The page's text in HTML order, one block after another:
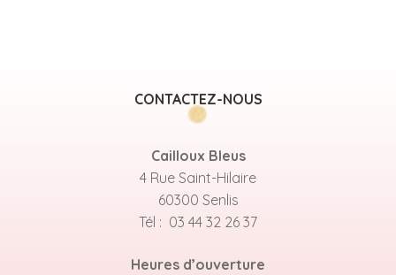
CONTACTEZ-NOUS
Cailloux Bleus
4 Rue Saint-Hilaire
60300 Senlis
Tél : 03 44 32 26 37
Heures d’ouverture